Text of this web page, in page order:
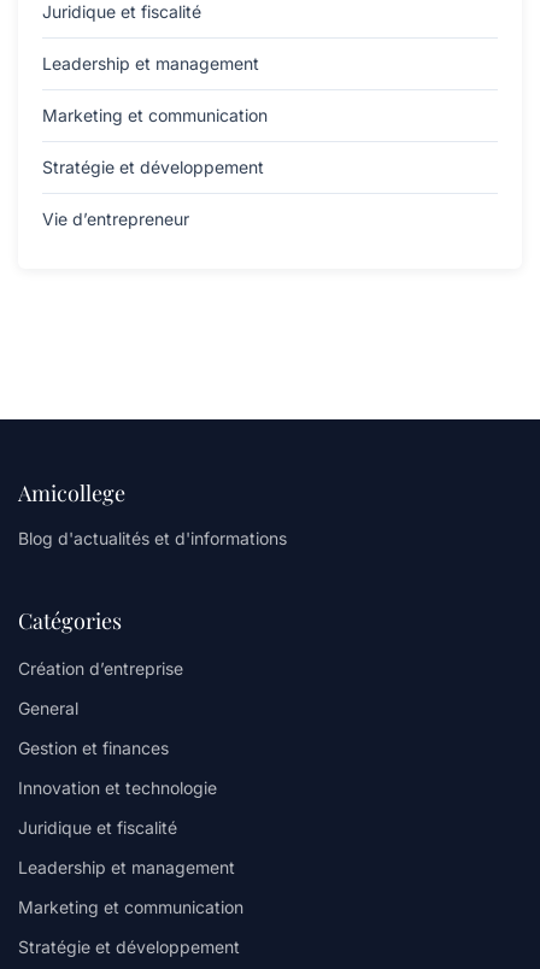
Juridique et fiscalité
Leadership et management
Marketing et communication
Stratégie et développement
Vie d’entrepreneur
Amicollege
Blog d'actualités et d'informations
Catégories
Création d’entreprise
General
Gestion et finances
Innovation et technologie
Juridique et fiscalité
Leadership et management
Marketing et communication
Stratégie et développement